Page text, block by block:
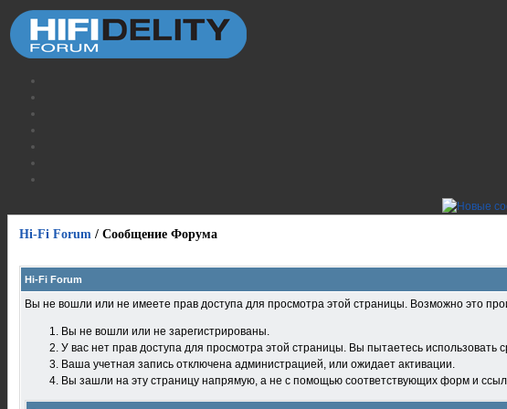
Hi-Fi Forum / Сообщение Форума
Hi-Fi Forum
Вы не вошли или не имеете прав доступа для просмотра этой страницы. Возможно это
Вы не вошли или не зарегистрированы.
У вас нет прав доступа для просмотра этой страницы. Вы пытаетесь
Ваша учетная запись отключена администрацией, или ожидает активации.
Вы зашли на эту страницу напрямую, а не с помощью соответствующих форм и